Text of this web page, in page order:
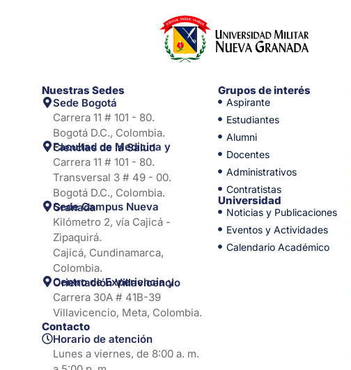
Nuestras Sedes
Sede Bogotá
Carrera 11 # 101 - 80.
Bogotá D.C., Colombia.
Facultad de Medicina y Ciencias de la Salud
Carrera 11 # 101 - 80.
Transversal 3 # 49 - 00.
Bogotá D.C., Colombia.
Sede Campus Nueva Granada
Kilómetro 2, vía Cajicá -
Zipaquirá.
Cajicá, Cundinamarca,
Colombia.
Centro de Experiencia y Orientación Villavicencio
Carrera 30A # 41B-39
Villavicencio, Meta, Colombia.
Contacto
Horario de atención
Lunes a viernes, de 8:00 a. m.
Grupos de interés
Aspirante
Estudiantes
Alumni
Docentes
Administrativos
Contratistas
Universidad
Noticias y Publicaciones
Eventos y Actividades
Calendario Académico